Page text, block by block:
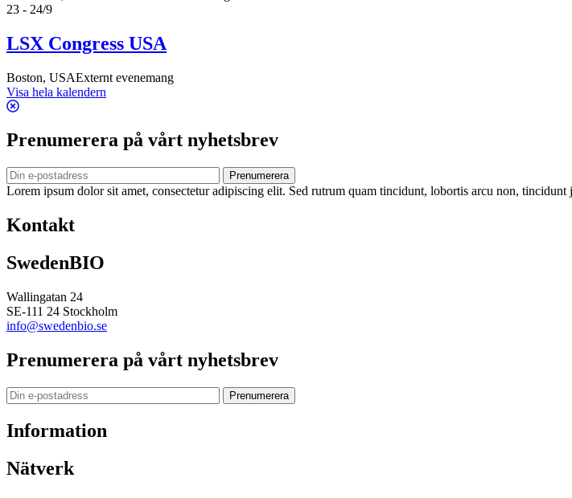
23 - 24/9
LSX Congress USA
Boston, USAExternt evenemang
Visa hela kalendern
Prenumerera på vårt nyhetsbrev
Prenumerera
Lorem ipsum dolor sit amet, consectetur adipiscing elit. Sed rutrum quam tincidunt, lobortis arcu non,
Kontakt
SwedenBIO
Wallingatan 24
SE-111 24 Stockholm
info@swedenbio.se
Prenumerera på vårt nyhetsbrev
Prenumerera
Information
Nätverk